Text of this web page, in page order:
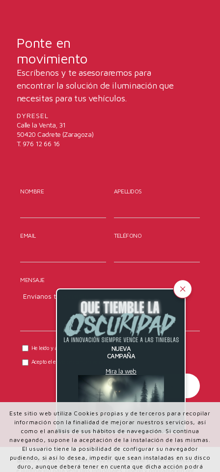
NUEVA
CAMPAÑA
Mira la web
Ponte en
movimiento
Escríbenos y te asesoraremos para
encontrar la solución de iluminación que
necesitas para tus vehículos.
DYRESEL
Calle la Venta, 31
50420 Cadrete (Zaragoza)
T. 976 12 66 16
NOMBRE APELLIDOS
EMAIL TELÉFONO
MENSAJE
He leído y acepto la política de privacidadde DYRESEL.
Acepto el envío de comunicaciones comerciales.
@2025 DYRESEL - Ponemos la luz en movimiento | Sistemas eléctricos
e iluminación para vehículos industriales. Diseño y programación por
Este sitio web utiliza Cookies propias y de terceros para recopilar
información con la finalidad de mejorar nuestros servicios, así
como el análisis de sus hábitos de navegación. Si continua
navegando, supone la aceptación de la instalación de las mismas.
El usuario tiene la posibilidad de configurar su navegador
pudiendo, si así lo desea, impedir que sean instaladas en su disco
duro, aunque deberá tener en cuenta que dicha acción podrá